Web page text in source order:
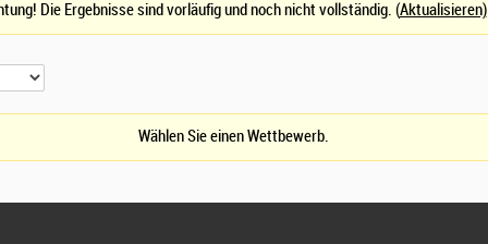
Die Ergebnisse sind vorläufig und noch nicht vollständig. (Aktualisieren)
Wählen Sie einen Wettbewerb.